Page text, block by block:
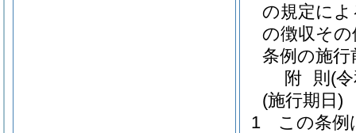
の規定に
の徴収そ
条例の施
附 則 (
(施行期日)
1
この条例